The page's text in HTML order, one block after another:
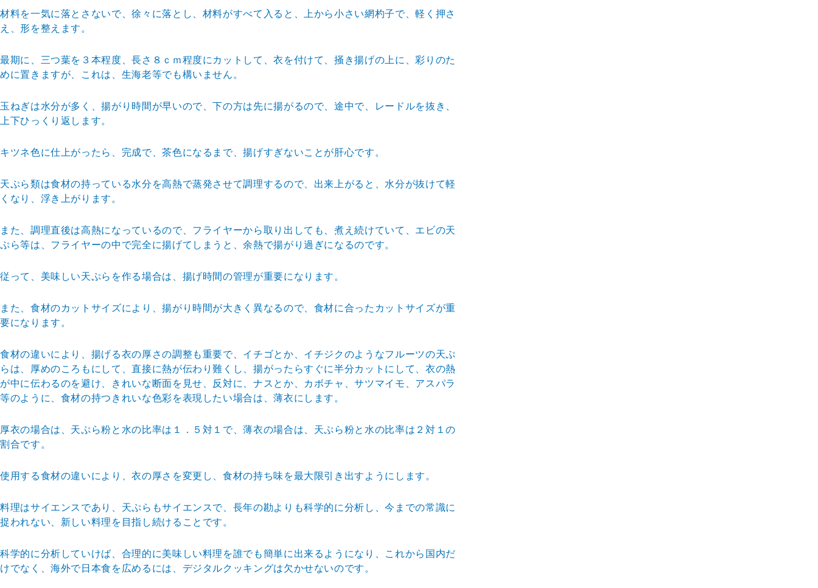
材料を一気に落とさないで、徐々に落とし、材料がすべて 入ると、上から小さい網杓子で、軽く押さ
え、形を整えます。
最期に、三つ葉を３本程度、長さ８ｃｍ程度にカットして
、衣を付けて、掻き揚げの上に、彩りのた
めに置きますが 、これは、生海老等でも構いません。
玉ねぎは水分が多く、揚がり時間が早いので、下の方は先に揚がるので、途中で、レードルを抜き、
上下ひっくり返 します。
キツネ色に仕上がったら、完成で、茶色になるまで、揚げすぎないことが肝心です。
天ぷら類は食材の持っている水分を高熱で蒸発させて調理するので、出来上がると、水分が抜けて軽
くなり、浮き上がります。
また、調理直後は高熱になっているので、フライヤーから取り出しても、煮え続けていて、エビの天
ぷら等は、フライヤーの中で完全に揚げてしまうと、余熱で揚がり過ぎに なるのです。
従って、美味しい天ぷらを作る場合は、揚げ時間の管理が重要になります。
また、食材のカットサイズにより、揚がり時間が大きく異なるので、食材に合ったカットサイズが重
要になります。
食材の違いにより、揚げる衣の厚さの調整も重要で、イチ ゴとか、イチジクのようなフルーツの天ぷ
らは、厚めのこ ろもにして、直接に熱が伝わり難くし、揚がったらすぐに半分カットにして、衣の熱
が中に伝わるのを避け、きれいな断面を見せ、反対に、ナスとか、カボチャ、サツマイモ 、アスパラ
等のように、食材の持つきれいな色彩を表現したい場合は、薄衣にします。
厚衣の場合は、天ぷら粉と水の比率は１．５対１で、薄衣の場合は、天ぷら粉と水の比率は２対１の
割合です。
使用する食材の違いにより、衣の厚さを変更し、食材の持ち味を最大限引き出すようにします。
料理はサイエンスであり、天ぷらもサイエンスで、長年の勘よりも科学的に分析し、今までの常識に
捉われない、新しい料理を目指し続けることです。
科学的に分析していけば、合理的に美味しい料理を誰でも簡単に出来るようになり、これから国内だ
けでなく、海外で日本食を広めるには、デジタルクッキングは欠かせないのです。